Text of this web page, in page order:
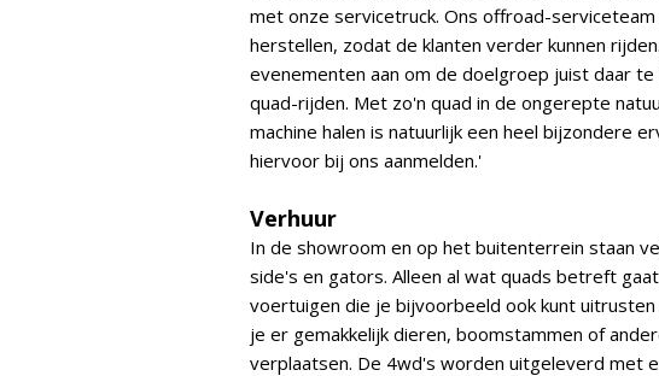
met onze servicetruck. Ons offroad-
herstellen, zodat de klanten verder kunnen
evenementen aan om de doelgroep juist daar
quad-rijden. Met zo'n quad in de ongerepte
machine halen is natuurlijk een heel bijzondere
hiervoor bij ons aanmelden.'
Verhuur
In de showroom en op het buitenterrein staan
side's en gators. Alleen al wat quads betreft
voertuigen die je bijvoorbeeld ook kunt
je er gemakkelijk dieren, boomstammen of
verplaatsen. De 4wd's worden uitgeleverd met